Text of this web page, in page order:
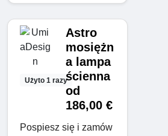
Użyto 1 razy
Astro
mosiężn
a lampa
ścienna
od
186,00 €
Pospiesz się i zamów